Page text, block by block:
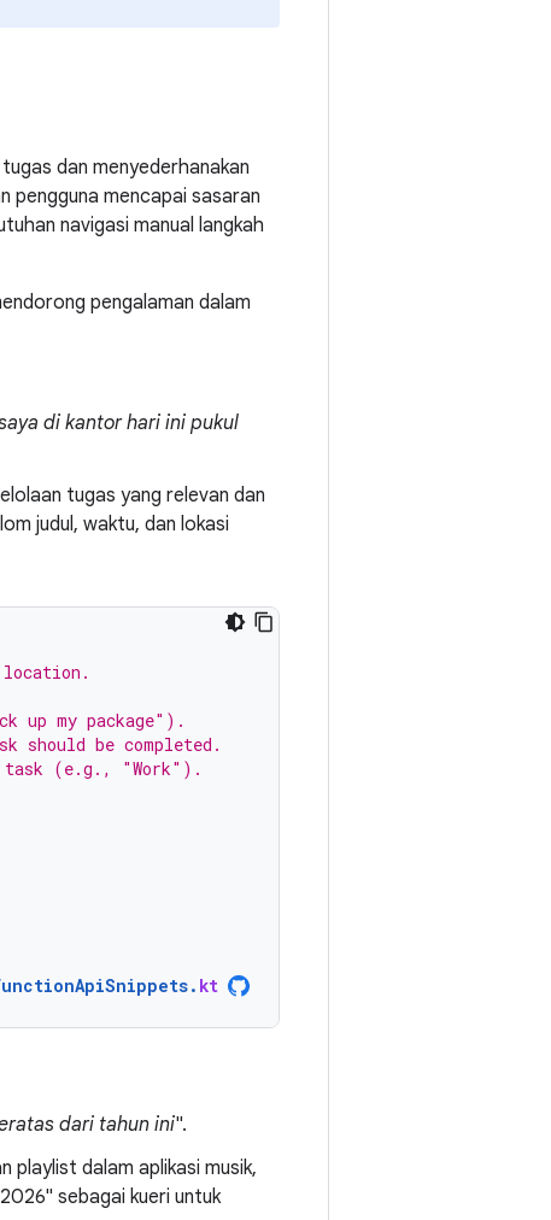
dan menyederhanakan
pengguna mencapai sasaran
navigasi manual langkah
pengalaman dalam
di kantor hari ini pukul
tugas yang relevan dan
judul, waktu, dan lokasi
my package").
should be completed.
task (e.g., "Work").
. kt
dari tahun ini".
playlist dalam aplikasi musik,
sebagai kueri untuk